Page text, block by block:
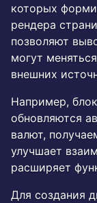
которых
рендера
позволяют
могут
внешних
Например,
обновляются
валют,
улучшает
расширяет
Для создания